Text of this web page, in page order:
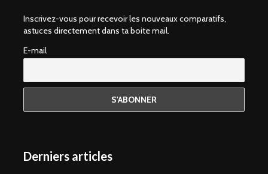
Inscrivez-vous pour recevoir les nouveaux comparatifs,
astuces directement dans ta boite mail.
E-mail
Derniers articles